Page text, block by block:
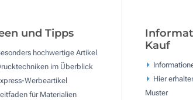
und Tipps
hochwertige Artikel
im Überblick
Werbeartikel
für Materialien
Kauf
Hier
Muster